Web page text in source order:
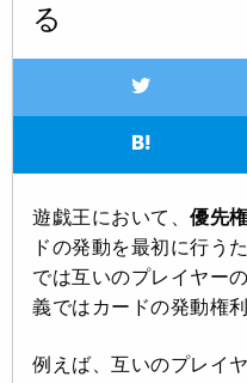
る
遊戯王において、 優先
ドの発動を最初に行う
では互いのプレイヤー
義ではカードの発動権利
例えば、互いのプレイ